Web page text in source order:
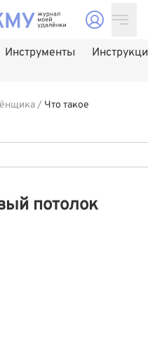
Инструменты
/ Что такое
потолок